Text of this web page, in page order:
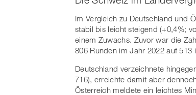
Im Vergleich zu Deutschland und
stabil bis leicht steigend (+0,4%;
einem Zuwachs. Zuvor war die
806 Runden im Jahr 2022 auf 513
Deutschland verzeichnete
716), erreichte damit aber
Österreich meldete ein leichtes